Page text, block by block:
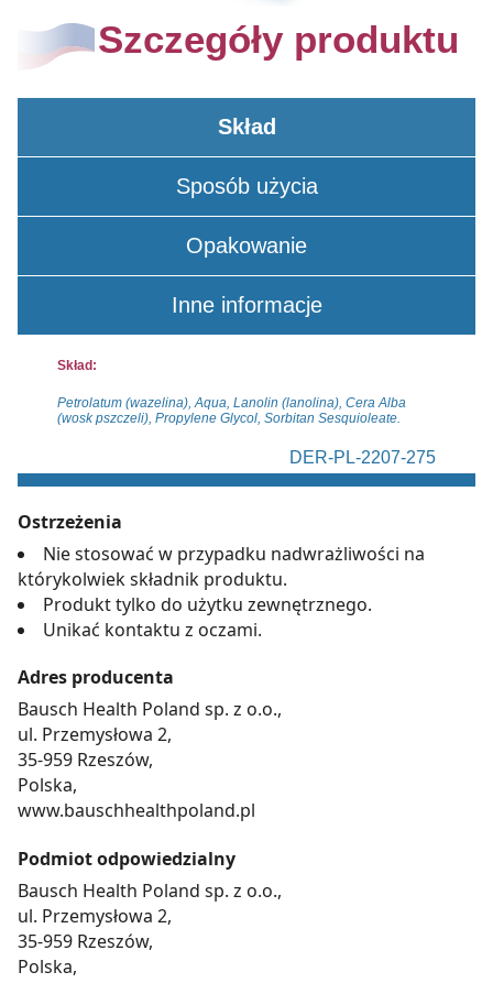
Szczegóły produktu
Skład
Sposób użycia
Opakowanie
Inne informacje
Skład:
Petrolatum (wazelina), Aqua, Lanolin (lanolina), Cera Alba
(wosk pszczeli), Propylene Glycol, Sorbitan Sesquioleate.
DER-PL-2207-275
Ostrzeżenia
Nie stosować w przypadku nadwrażliwości na
którykolwiek składnik produktu.
Produkt tylko do użytku zewnętrznego.
Unikać kontaktu z oczami.
Adres producenta
Bausch Health Poland sp. z o.o.,
ul. Przemysłowa 2,
35-959 Rzeszów,
Polska,
www.bauschhealthpoland.pl
Podmiot odpowiedzialny
Bausch Health Poland sp. z o.o.,
ul. Przemysłowa 2,
35-959 Rzeszów,
Polska,